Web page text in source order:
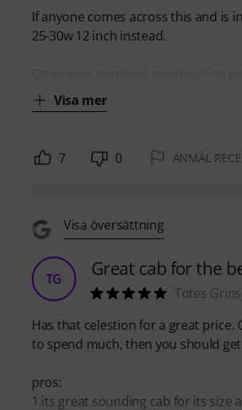
If anyone comes across this and is
25-30w 12 inch instead.
Visa mer
7 0 ANMÄL
Visa översättning
TG Great cab for the
Totes
Has that celestion for a great
to spend much, then you should
pros:
1.its great sounding cab for its size